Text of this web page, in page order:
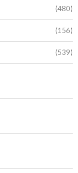
(480)
(156)
(539)